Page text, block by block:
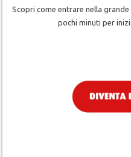
Scopri come entrare nella
pochi minuti per